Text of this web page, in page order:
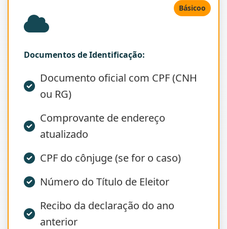
Documentos de Identificação:
Documento oficial com CPF (CNH
ou RG)
Comprovante de endereço
atualizado
CPF do cônjuge (se for o caso)
Número do Título de Eleitor
Recibo da declaração do ano
anterior
Básicoo